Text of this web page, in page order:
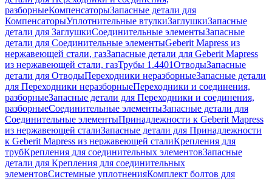
разборныеКомпенсаторыЗапасные детали для
КомпенсаторыУплотнительные втулкиЗаглушкиЗапасные
детали для ЗаглушкиСоединительные элементыЗапасные
детали для Соединительные элементыGeberit Mapress из
нержавеющей стали, газЗапасные детали для Geberit Mapress
из нержавеющей стали, газТрубы 1.4401ОтводыЗапасные
детали для ОтводыПереходники неразборныеЗапасные детали
для Переходники неразборныеПереходники и соединения,
разборныеЗапасные детали для Переходники и соединения,
разборныеСоединительные элементыЗапасные детали для
Соединительные элементыПринадлежности к Geberit Mapress
из нержавеющей сталиЗапасные детали для Принадлежности
к Geberit Mapress из нержавеющей сталиКрепления для
трубКрепления для соединительных элементовЗапасные
детали для Крепления для соединительных
элементовСистемные уплотненияКомплект болтов для